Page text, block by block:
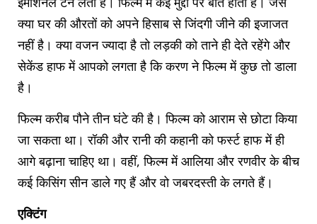
क्या घर की औरतों को अपने हिसाब से जिंदगी जीने की इजाजत
नहीं है। क्या वजन ज्यादा है तो लड़की को ताने ही देते रहेंगे और
सेकेंड हाफ में आपको लगता है कि करण ने फिल्म में कुछ तो डाला
है।
फिल्म करीब पौने तीन घंटे की है। फिल्म को आराम से छोटा किया
जा सकता था। रॉकी और रानी की कहानी को फर्स्ट हाफ में ही
आगे बढ़ाना चाहिए था। वहीं, फिल्म में आलिया और रणवीर के बीच
कई किसिंग सीन डाले गए हैं और वो जबरदस्ती के लगते हैं।
एक्टिंग